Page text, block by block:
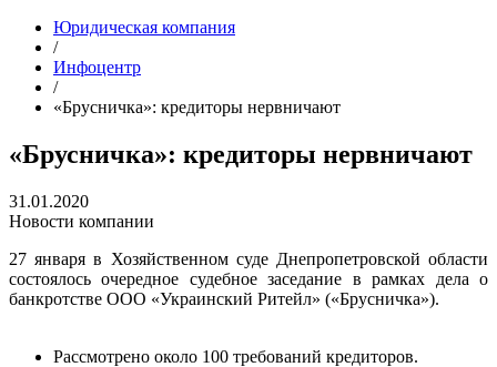
Юридическая компания
/
Инфоцентр
/
«Брусничка»: кредиторы нервничают
«Брусничка»: кредиторы нервничают
31.01.2020
Новости компании
27 января в Хозяйственном суде Днепропетровской области
состоялось очередное судебное заседание в рамках дела о
банкротстве ООО «Украинский Ритейл» («Брусничка»).
Рассмотрено около 100 требований кредиторов.